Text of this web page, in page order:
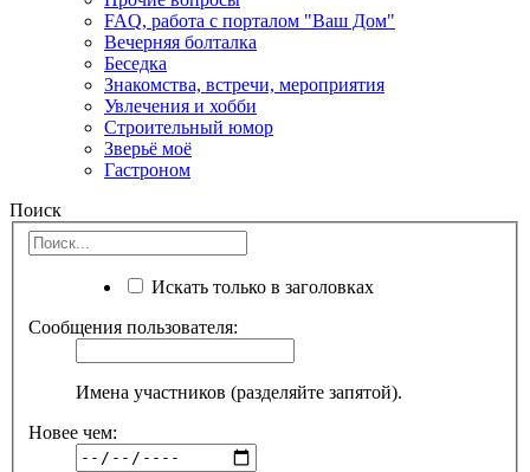
FAQ, работа с порталом "Ваш Дом"
Вечерняя болталка
Беседка
Знакомства, встречи, мероприятия
Увлечения и хобби
Строительный юмор
Зверьё моё
Гастроном
Поиск
Искать только в заголовках
Сообщения пользователя:
Имена участников (разделяйте запятой).
Новее чем: